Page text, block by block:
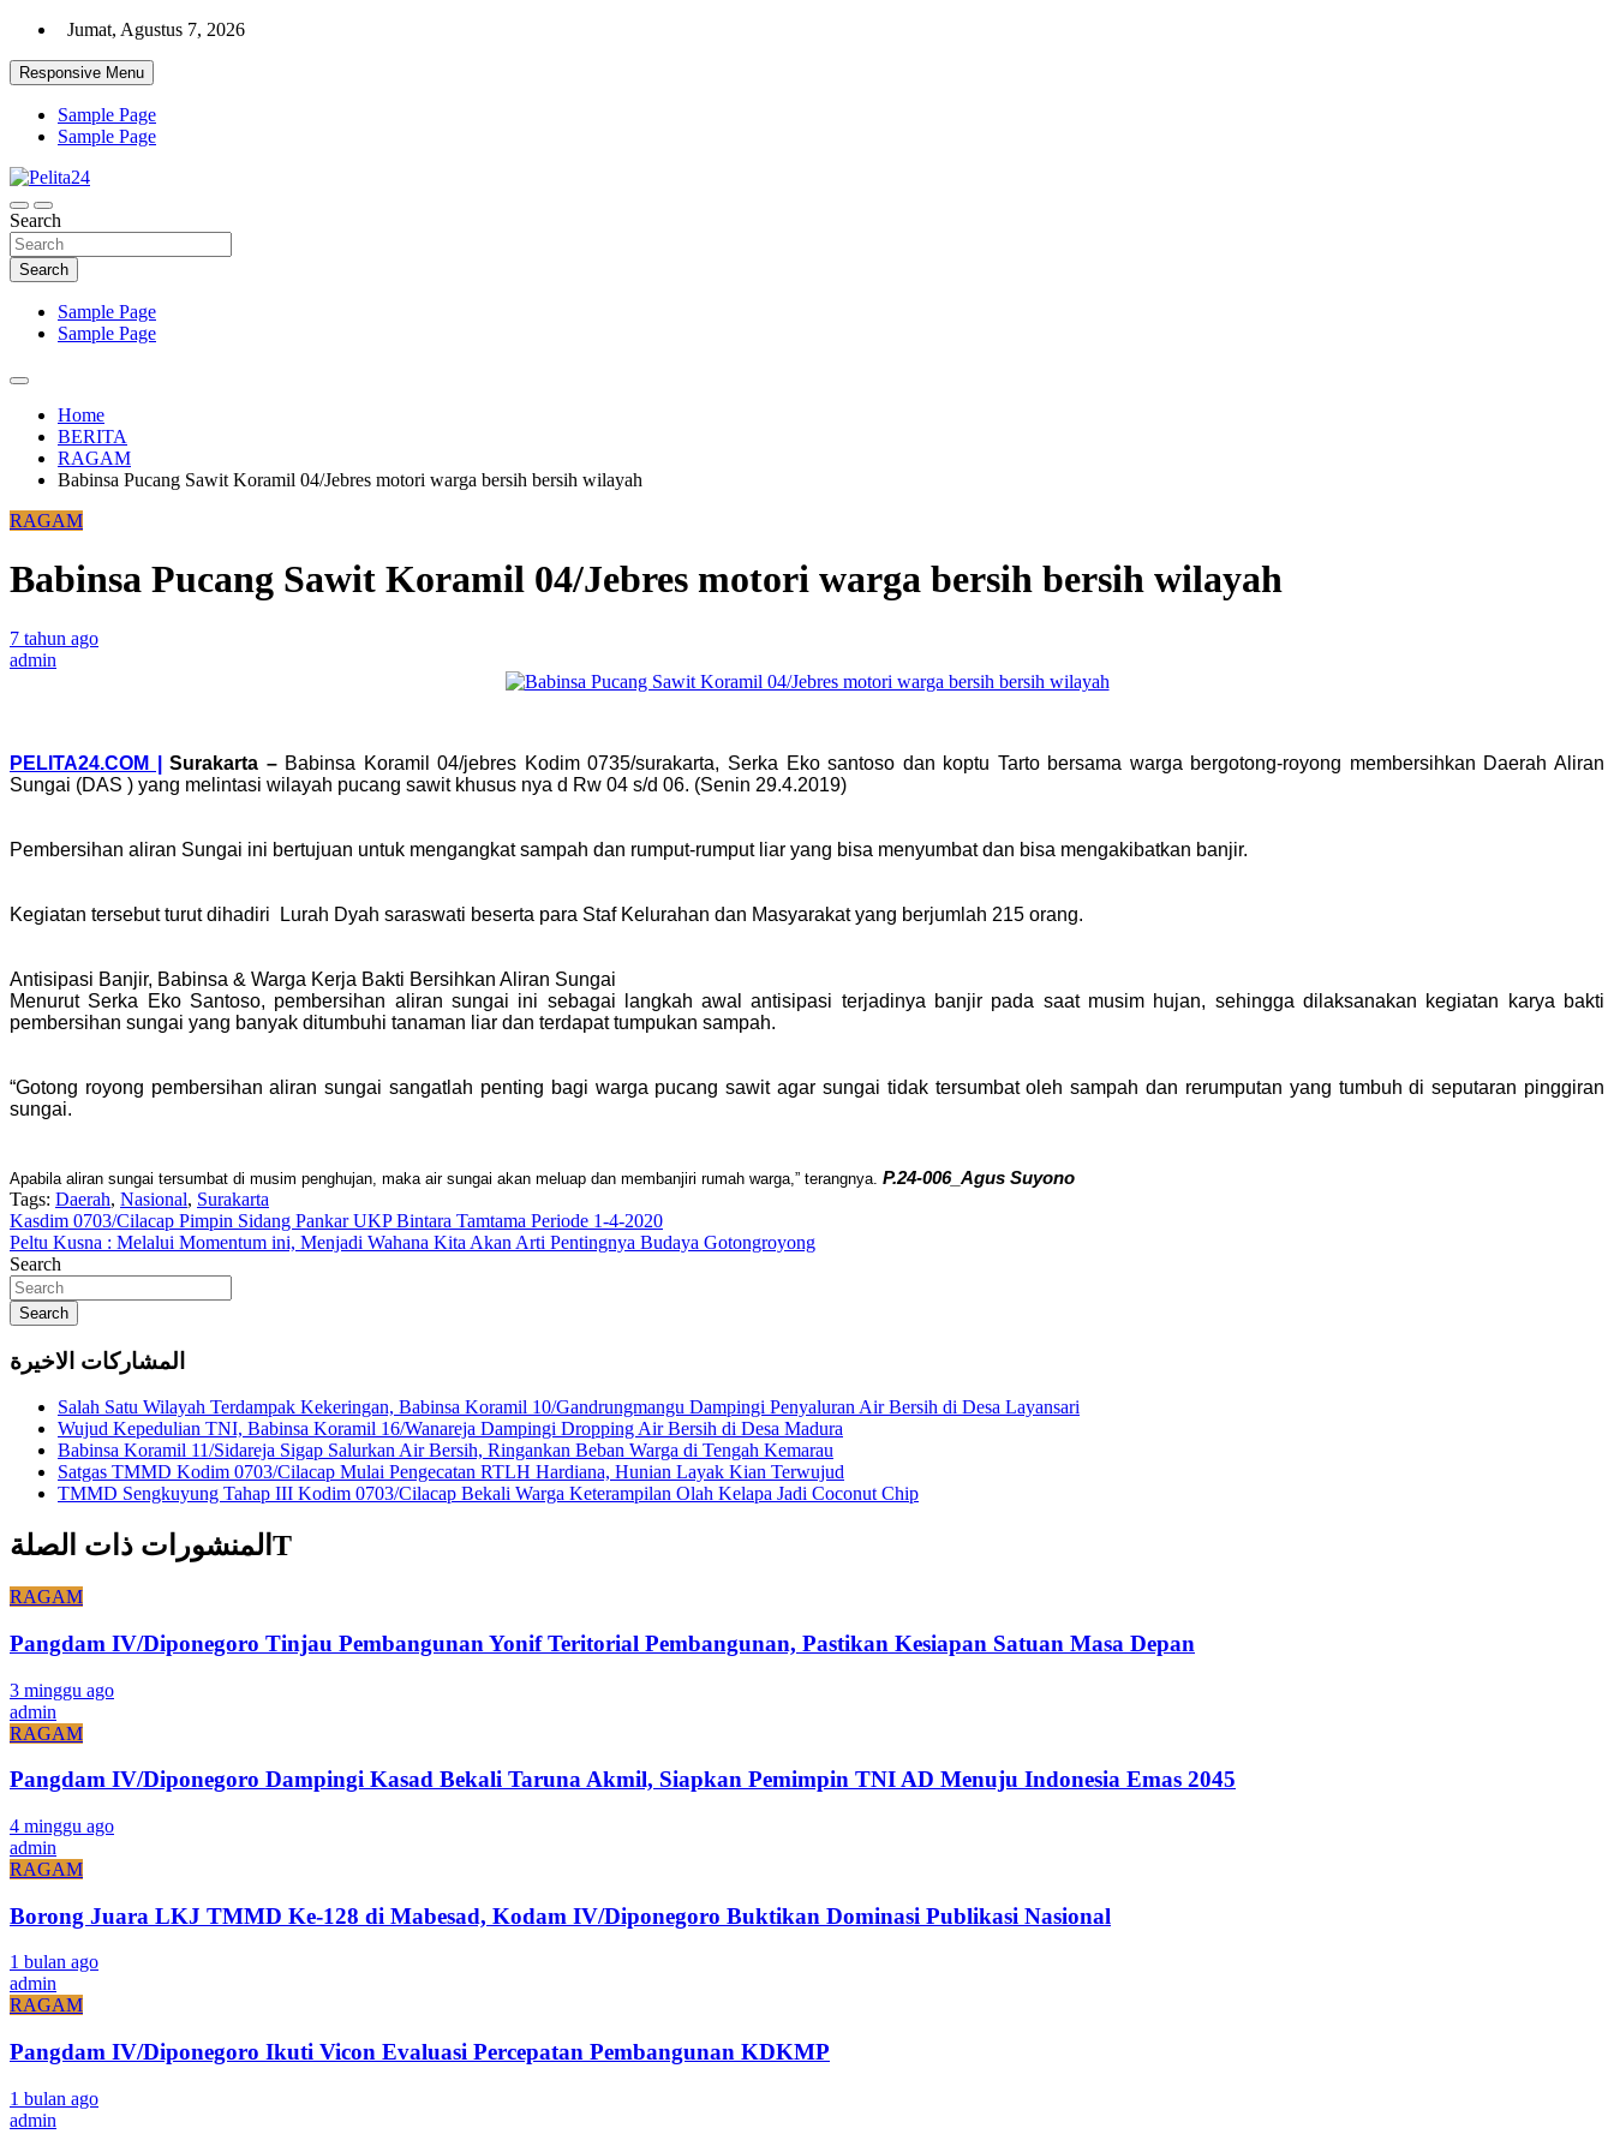
Skip
content
Jumat, Agustus 7, 2026
Responsive Menu
Sample Page
Sample Page
Pelita24
Aktual, Mendalam dan Terpercaya
Search
Search
Sample Page
Sample Page
Home
BERITA
RAGAM
Babinsa Pucang Sawit Koramil 04/Jebres motori warga bersih bersih wilayah
RAGAM
Babinsa Pucang Sawit Koramil 04/Jebres motori warga bersih bersih wilayah
7 tahun ago
admin
PELITA24.COM | Surakarta – Babinsa Koramil 04/jebres Kodim 0735/surakarta, Serka Eko santoso dan koptu Tarto bersama warga bergotong-royong membersihkan Daerah Aliran
Sungai (DAS ) yang melintasi wilayah pucang sawit khusus nya d Rw 04 s/d 06. (Senin 29.4.2019)
Pembersihan aliran Sungai ini bertujuan untuk mengangkat sampah dan rumput-rumput liar yang bisa menyumbat dan bisa mengakibatkan banjir.
Kegiatan tersebut turut dihadiri Lurah Dyah saraswati beserta para Staf Kelurahan dan Masyarakat yang berjumlah 215 orang.
Antisipasi Banjir, Babinsa & Warga Kerja Bakti Bersihkan Aliran Sungai
Menurut Serka Eko Santoso, pembersihan aliran sungai ini sebagai langkah awal antisipasi terjadinya banjir pada saat musim hujan, sehingga dilaksanakan kegiatan karya bakti
pembersihan sungai yang banyak ditumbuhi tanaman liar dan terdapat tumpukan sampah.
“Gotong royong pembersihan aliran sungai sangatlah penting bagi warga pucang sawit agar sungai tidak tersumbat oleh sampah dan rerumputan yang tumbuh di seputaran pinggiran
sungai.
Apabila aliran sungai tersumbat di musim penghujan, maka air sungai akan meluap dan membanjiri rumah warga,” terangnya. P.24-006_ Agus Suyono
Tags: Daerah, Nasional, Surakarta
Navigasi
pos
Kasdim 0703/Cilacap Pimpin Sidang Pankar UKP Bintara Tamtama Periode 1-4-2020
Peltu Kusna : Melalui Momentum ini, Menjadi Wahana Kita Akan Arti Pentingnya Budaya Gotongroyong
Search
Search
المشاركات الاخيرة
Salah Satu Wilayah Terdampak Kekeringan, Babinsa Koramil 10/Gandrungmangu Dampingi Penyaluran Air Bersih di Desa Layansari
Wujud Kepedulian TNI, Babinsa Koramil 16/Wanareja Dampingi Dropping Air Bersih di Desa Madura
Babinsa Koramil 11/Sidareja Sigap Salurkan Air Bersih, Ringankan Beban Warga di Tengah Kemarau
Satgas TMMD Kodim 0703/Cilacap Mulai Pengecatan RTLH Hardiana, Hunian Layak Kian Terwujud
TMMD Sengkuyung Tahap III Kodim 0703/Cilacap Bekali Warga Keterampilan Olah Kelapa Jadi Coconut Chip
المنشورات ذات الصلةT
RAGAM
Pangdam IV/Diponegoro Tinjau Pembangunan Yonif Teritorial Pembangunan, Pastikan Kesiapan Satuan Masa Depan
3 minggu ago
admin
RAGAM
Pangdam IV/Diponegoro Dampingi Kasad Bekali Taruna Akmil, Siapkan Pemimpin TNI AD Menuju Indonesia Emas 2045
4 minggu ago
admin
RAGAM
Borong Juara LKJ TMMD Ke-128 di Mabesad, Kodam IV/Diponegoro Buktikan Dominasi Publikasi Nasional
1 bulan ago
admin
RAGAM
Pangdam IV/Diponegoro Ikuti Vicon Evaluasi Percepatan Pembangunan KDKMP
1 bulan ago
admin